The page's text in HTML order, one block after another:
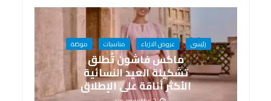
رئيسى عروض الازياء مناسبات موضة
ماكس فاشون تُطلق
تشكيلة العيد النسائية
الأكثر أناقة على الإطلاق